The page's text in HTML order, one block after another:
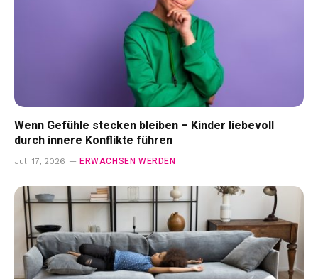
Wenn Gefühle stecken bleiben – Kinder liebevoll
durch innere Konflikte führen
Juli 17, 2026 ERWACHSEN WERDEN